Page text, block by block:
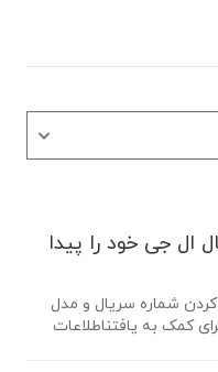
ال جی خود را پیدا
شماره سریال و مدل
کمک به یافتناطلاعات